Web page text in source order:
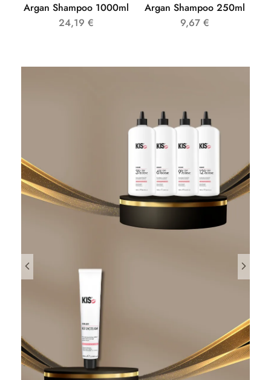
Argan Shampoo 1000ml
24,19 €
Argan Shampoo 250ml
9,67€